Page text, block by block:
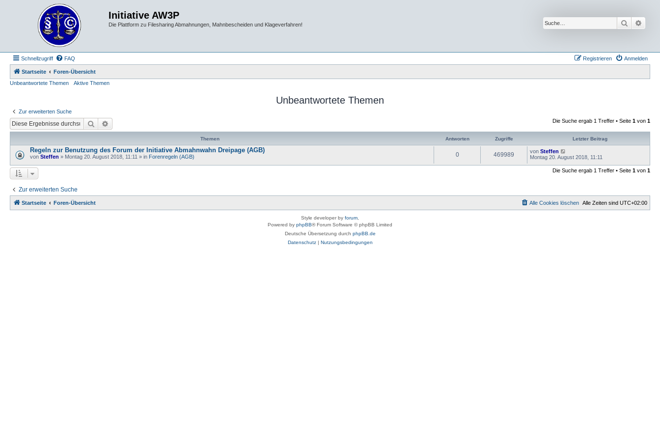
Initiative AW3P
Die Plattform zu Filesharing Abmahnungen, Mahnbescheiden und Klageverfahren! Suche
Schnellzugriff FAQ Anmelden
Registrieren
Startseite
Foren-Übersicht
Unbeantwortete Themen
Aktive Themen
Unbeantwortete Themen
Zur erweiterten Suche
Suche Die Suche ergab 1 Treffer • Seite 1 von 1
Themen Antworten Zugriffe Letzter Beitrag
Regeln zur Benutzung des Forum der Initiative Abmahnwahn Dreipage (AGB)
von Steffen » Montag 20. August 2018, 11:11 » in Forenregeln (AGB) 0 469989 von Steffen
Montag 20. August 2018, 11:11
Die Suche ergab 1 Treffer • Seite 1 von 1
Zur erweiterten Suche
Startseite Foren-Übersicht Alle Zeiten sind UTC+02:00
Alle Cookies löschen
Style developer by forum
Powered by phpBB® Forum Software © phpBB Limited
Deutsche Übersetzung durch phpBB.de
Datenschutz| Nutzungsbedingungen